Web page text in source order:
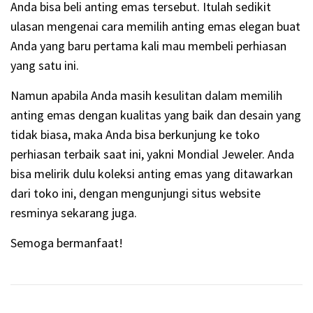
Anda bisa beli anting emas tersebut. Itulah sedikit
ulasan mengenai cara memilih anting emas elegan buat
Anda yang baru pertama kali mau membeli perhiasan
yang satu ini.
Namun apabila Anda masih kesulitan dalam memilih
anting emas dengan kualitas yang baik dan desain yang
tidak biasa, maka Anda bisa berkunjung ke toko
perhiasan terbaik saat ini, yakni Mondial Jeweler. Anda
bisa melirik dulu koleksi anting emas yang ditawarkan
dari toko ini, dengan mengunjungi situs website
resminya sekarang juga.
Semoga bermanfaat!